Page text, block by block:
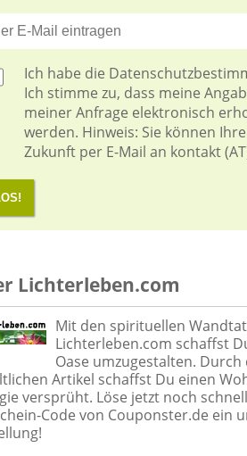
Ich habe die
Ich stimme zu, dass meine
meiner Anfrage elektronisch
werden. Hinweis: Sie können
Zukunft per E-Mail an kontakt
Lichterleben.com
Mit den spirituellen
Lichterleben.com schaffst
Oase umzugestalten.
Artikel schaffst Du einen
versprüht. Löse jetzt noch
Code von Couponster.de ein